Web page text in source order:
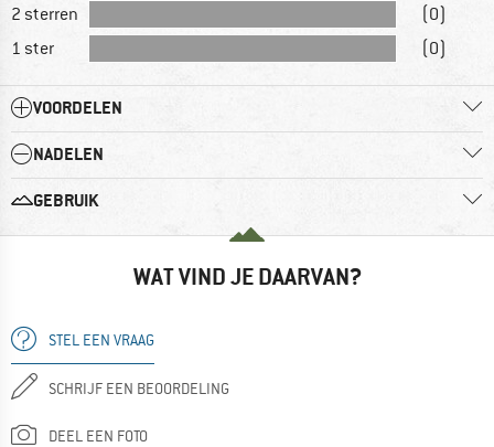
2 sterren
(0)
1 ster
(0)
VOORDELEN
NADELEN
GEBRUIK
WAT VIND JE DAARVAN?
STEL EEN VRAAG
SCHRIJF EEN BEOORDELING
DEEL EEN FOTO